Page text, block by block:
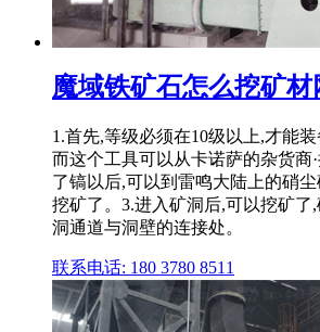
魔域铁矿石怎么挖矿材
1.首先,等级必须在10级以上,才能
而这个工具可以从卡诺萨的杂货商
了镐以后,可以到雷鸣大陆上的硝
挖矿了。3.进入矿洞后,可以挖矿了
洞通道与洞壁的连接处。
联系电话: 180 3780 8511